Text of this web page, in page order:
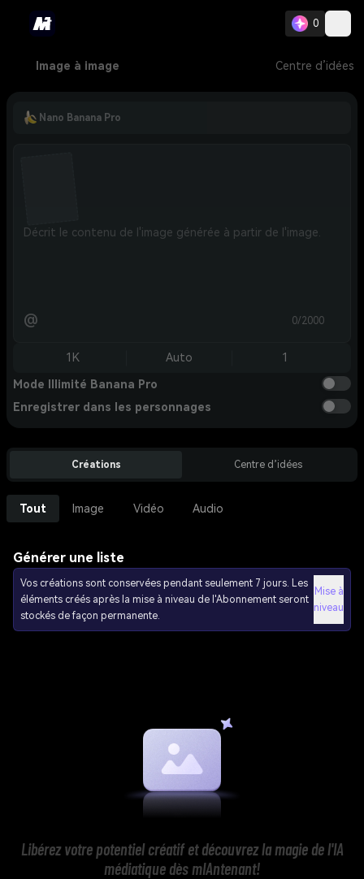
0
Image à image Centre d’idées
Nano Banana Pro
@ 0/2000
1K Auto 1
Mode Illimité Banana Pro
Enregistrer dans les personnages
Créations Centre d’idées
Tout Image Vidéo Audio
Générer une liste
Vos créations sont conservées pendant seulement 7 jours. Les
éléments créés après la mise à niveau de l'Abonnement seront
stockés de façon permanente.
Mise à
niveau
Libérez votre potentiel créatif et découvrez la magie de l'IA
médiatique dès mIAntenant!